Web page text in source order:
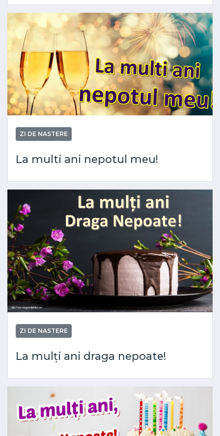
ZI DE NASTERE
La multi ani nepotul meu!
ZI DE NASTERE
La mulți ani draga nepoate!